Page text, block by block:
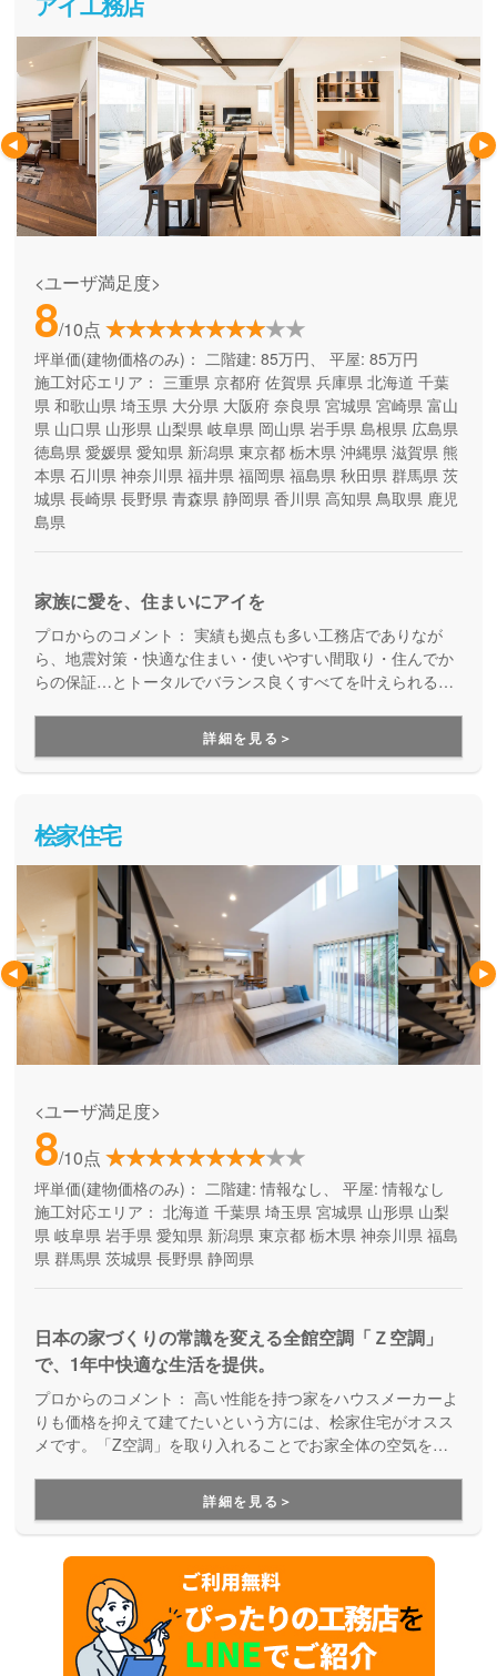
<ユーザ満足度>
8/10点
坪単価(建物価格のみ)： 二階建: 85万円、 平屋: 85万円
施工対応エリア： 三重県 京都府 佐賀県 兵庫県 北海道 千葉
県 和歌山県 埼玉県 大分県 大阪府 奈良県 宮城県 宮崎県 富山
県 山口県 山形県 山梨県 岐阜県 岡山県 岩手県 島根県 広島県
徳島県 愛媛県 愛知県 新潟県 東京都 栃木県 沖縄県 滋賀県 熊
本県 石川県 神奈川県 福井県 福岡県 福島県 秋田県 群馬県 茨
城県 長崎県 長野県 青森県 静岡県 香川県 高知県 鳥取県 鹿児
島県
家族に愛を、住まいにアイを
プロからのコメント： 実績も拠点も多い工務店でありなが
ら、地震対策・快適な住まい・使いやすい間取り・住んでか
らの保証…とトータルでバランス良くすべてを叶えられる家
用できる間取り提案も得意なので、末長く安心して暮らせる
住まいをお求めの方、安心できるプロにまるっとお任せした
い方にもお勧めしています。
詳細を見る＞
桧家住宅
<ユーザ満足度>
8/10点
坪単価(建物価格のみ)： 二階建: 情報なし、 平屋: 情報なし
施工対応エリア： 北海道 千葉県 埼玉県 宮城県 山形県 山梨
県 岐阜県 岩手県 愛知県 新潟県 東京都 栃木県 神奈川県 福島
県 群馬県 茨城県 長野県 静岡県
日本の家づくりの常識を変える全館空調「Ｚ空調」
で、1年中快適な生活を提供。
プロからのコメント： 高い性能を持つ家をハウスメーカーよ
りも価格を抑えて建てたいという方には、桧家住宅がオスス
メです。「Z空調」を取り入れることでお家全体の空気を循
まいづくりをしています。Z空調の性能を体験できる施設も
あるので、体験した上で納得してお家づくりを進めることが
出来ます。是非一度、実際に足を運んで体験してみてくださ
い。
詳細を見る＞